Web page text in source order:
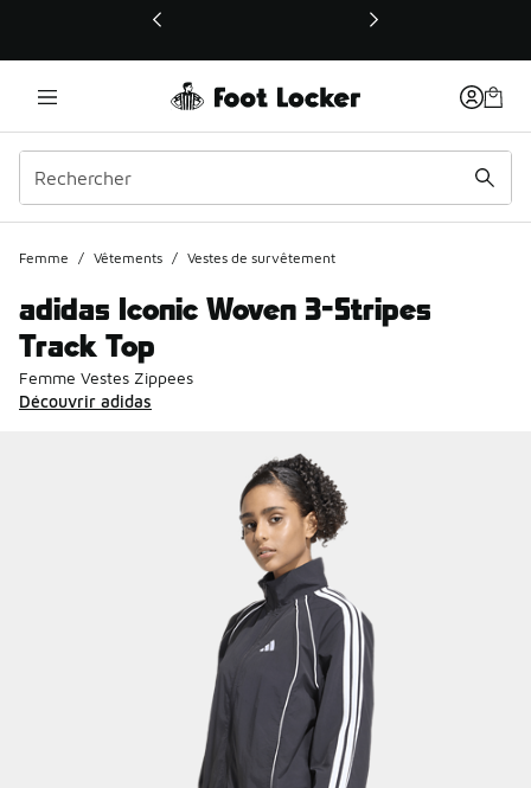
Ce lien ouvrira une nouvelle fenêtre
Femme / Vêtements / Vestes de survêtement
adidas Iconic Woven 3-Stripes
Track Top
Femme Vestes Zippees
Découvrir adidas